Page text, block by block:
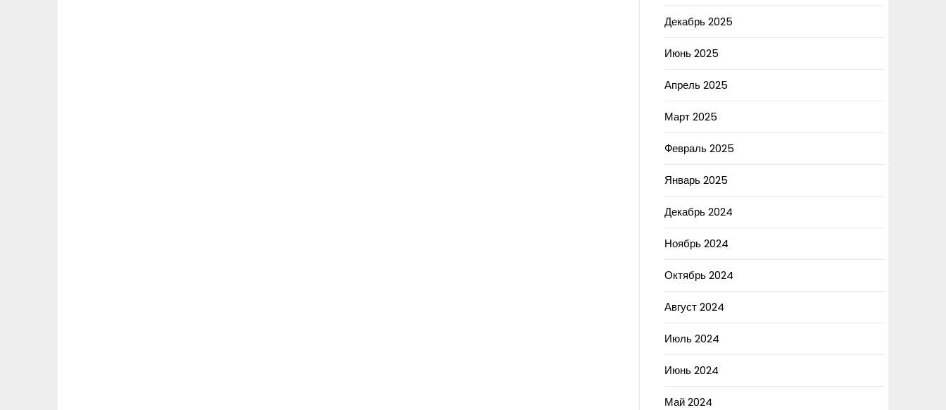
Декабрь 2025
Июнь 2025
Апрель 2025
Март 2025
Февраль 2025
Январь 2025
Декабрь 2024
Ноябрь 2024
Октябрь 2024
Август 2024
Июль 2024
Июнь 2024
Май 2024